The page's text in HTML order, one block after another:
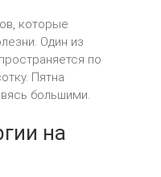
которые
Один из
по
Пятна
большими.
на